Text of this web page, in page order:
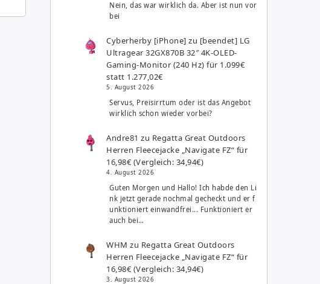
Nein, das war wirklich da. Aber ist nun vor
bei
Cyberherby [iPhone] zu [beendet] LG
Ultragear 32GX870B 32″ 4K-OLED-
Gaming-Monitor (240 Hz) für 1.099€
statt 1.277,02€
5. August 2026
Servus, Preisirrtum oder ist das Angebot
wirklich schon wieder vorbei?
Andre81 zu Regatta Great Outdoors
Herren Fleecejacke „Navigate FZ“ für
16,98€ (Vergleich: 34,94€)
4. August 2026
Guten Morgen und Hallo! Ich habde den Li
nk jetzt gerade nochmal gecheckt und er f
unktioniert einwandfrei... Funktioniert er
auch bei…
WHM zu Regatta Great Outdoors
Herren Fleecejacke „Navigate FZ“ für
16,98€ (Vergleich: 34,94€)
3. August 2026